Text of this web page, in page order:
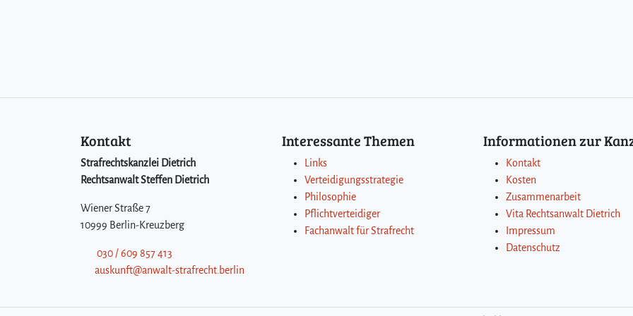
Kontakt
Strafrechtskanzlei Dietrich
Rechtsanwalt Steffen Dietrich
Wiener Straße 7
10999 Berlin-Kreuzberg
030 / 609 857 413
auskunft@anwalt-strafrecht.berlin
Interessante Themen
Links
Verteidigungsstrategie
Philosophie
Pflichtverteidiger
Fachanwalt für Strafrecht
Informationen zur
Kontakt
Kosten
Zusammenarbeit
Vita Rechtsanwalt Dietrich
Impressum
Datenschutz